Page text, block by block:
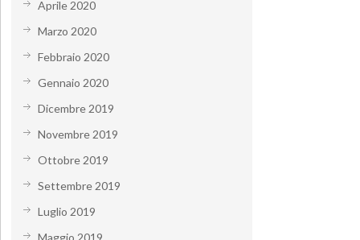
Aprile 2020
Marzo 2020
Febbraio 2020
Gennaio 2020
Dicembre 2019
Novembre 2019
Ottobre 2019
Settembre 2019
Luglio 2019
Maggio 2019